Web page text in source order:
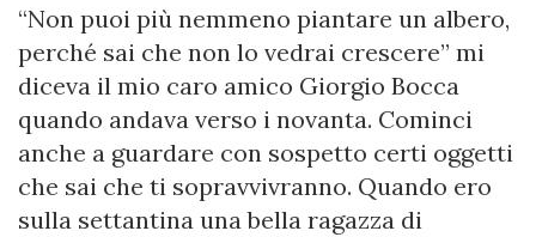
“Non puoi più nemmeno piantare un albero,
perché sai che non lo vedrai crescere” mi
diceva il mio caro amico Giorgio Bocca
quando andava verso i novanta. Cominci
anche a guardare con sospetto certi oggetti
che sai che ti sopravvivranno. Quando ero
sulla settantina una bella ragazza di